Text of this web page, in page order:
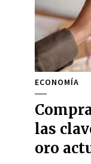
ECONOMÍA
las
oro